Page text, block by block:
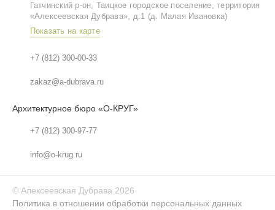
Гатчинский р‑он, Таицкое городское поселение, территория
«Алексеевская Дубрава», д.1 (д. Малая Ивановка)
Показать на карте
+7 (812) 300-00-33
zakaz@a-dubrava.ru
Архитектурное бюро «О-КРУГ»
+7 (812) 300-97-77
info@o-krug.ru
© Алексеевская Дубрава 2026
Политика в отношении обработки персональных данных